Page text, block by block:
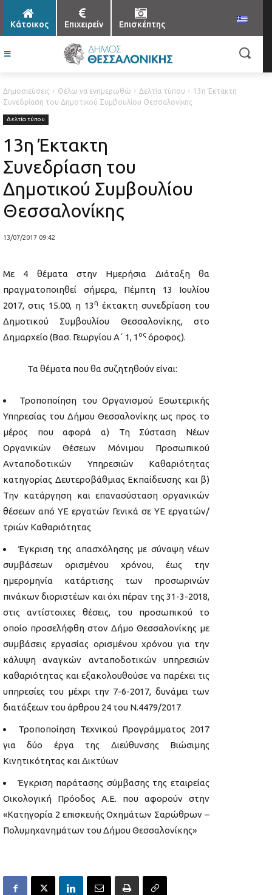
Κάτοικος Επιχειρείν Επισκέπτης
Δημοσιεύσεις Θέλω να ενημερωθώ Δελτία τύπου
13η Έκτακτη
Συνεδρίαση του Δημοτικού Συμβουλίου Θεσσαλονίκης
Δελτία τύπου
13η Έκτακτη
Συνεδρίαση του
Δημοτικού Συμβουλίου
Θεσσαλονίκης
13/07/2017 09:42
Με 4 θέματα στην Ημερήσια Διάταξη θα
πραγματοποιηθεί σήμερα, Πέμπτη 13 Ιουλίου
2017, στις 15.00, η 13η έκτακτη συνεδρίαση του
Δημοτικού Συμβουλίου Θεσσαλονίκης, στο
Δημαρχείο (Βασ. Γεωργίου Α΄ 1, 1 ος όροφος).
Τα θέματα που θα συζητηθούν είναι:
Τροποποίηση του Οργανισμού Εσωτερικής
Υπηρεσίας του Δήμου Θεσσαλονίκης ως προς το
μέρος που αφορά α) Τη Σύσταση Νέων
Οργανικών Θέσεων Μόνιμου Προσωπικού
Ανταποδοτικών Υπηρεσιών Καθαριότητας
κατηγορίας Δευτεροβάθμιας Εκπαίδευσης και β)
Την κατάργηση και επανασύσταση οργανικών
θέσεων από ΥΕ εργατών Γενικά σε ΥΕ εργατών/
τριών Καθαριότητας
Έγκριση της απασχόλησης με σύναψη νέων
συμβάσεων ορισμένου χρόνου, έως την
ημερομηνία κατάρτισης των προσωρινών
πινάκων διοριστέων και όχι πέραν της 31-3-2018,
στις αντίστοιχες θέσεις, του προσωπικού το
οποίο προσελήφθη στον Δήμο Θεσσαλονίκης με
συμβάσεις εργασίας ορισμένου χρόνου για την
κάλυψη αναγκών ανταποδοτικών υπηρεσιών
καθαριότητας και εξακολουθούσε να παρέχει τις
υπηρεσίες του μέχρι την 7-6-2017, δυνάμει των
διατάξεων του άρθρου 24 του Ν.4479/2017
Τροποποίηση Τεχνικού Προγράμματος 2017
για δύο έργα της Διεύθυνσης Βιώσιμης
Κινητικότητας και Δικτύων
Έγκριση παράτασης σύμβασης της εταιρείας
Οικολογική Πρόοδος Α.Ε. που αφορούν στην
«Κατηγορία 2 επισκευής Οχημάτων Σαρώθρων –
Πολυμηχανημάτων του Δήμου Θεσσαλονίκης»